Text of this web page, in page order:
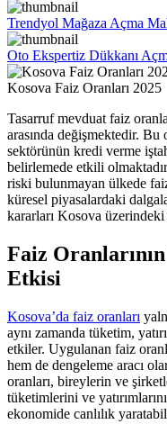
Trendyol Mağaza Açma
Oto Ekspertiz Dükkanı
Kosova Faiz Oranları 2025
Tasarruf mevduat faiz
arasında değişmektedir. Bu
sektörünün kredi verme
belirlemede etkili
riski bulunmayan ülkede
küresel piyasalardaki
kararları Kosova
Faiz
Etkisi
Kosova’da faiz oranları
aynı zamanda tüketim,
etkiler. Uygulanan faiz
hem de dengeleme aracı
oranları, bireylerin ve
tüketimlerini ve
ekonomide canlılık